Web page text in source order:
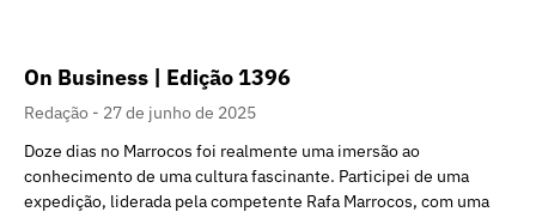
On Business | Edição 1396
Redação
27 de junho de 2025
Doze dias no Marrocos foi realmente uma imersão ao
conhecimento de uma cultura fascinante. Participei de uma
expedição, liderada pela competente Rafa Marrocos, com uma